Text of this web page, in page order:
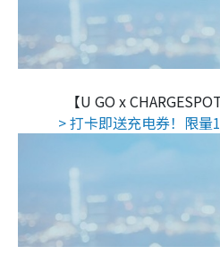
【U GO x
> 打卡即送充电券！限